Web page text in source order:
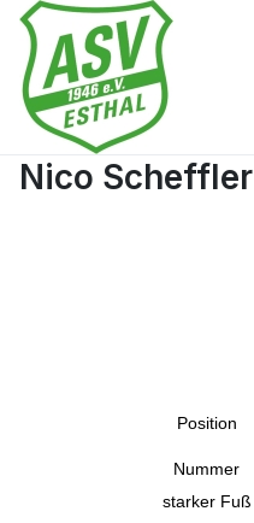
Nico Scheffler
Position
Nummer
starker Fuß